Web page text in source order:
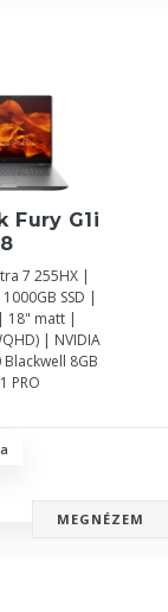
Fury G1i
7 255HX |
SSD |
18" matt |
| NVIDIA
Blackwell 8GB
PRO
MEGNÉZEM